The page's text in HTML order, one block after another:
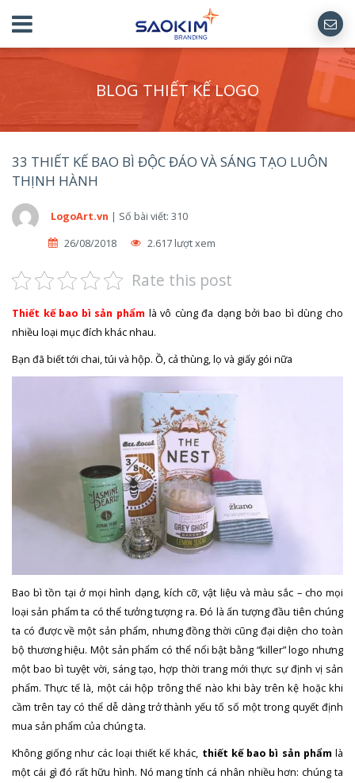
BLOG THIẾT KẾ LOGO
33 THIẾT KẾ BAO BÌ ĐỘC ĐÁO VÀ SÁNG TẠO LUÔN
THỊNH HÀNH
LogoArt.vn | Số bài viết: 310
26/08/2018
2.617 lượt xem
Rate this post
Thiết kế bao bì sản phẩm là vô cùng đa dạng bởi bao bì dùng cho
nhiều loại mục đích khác nhau.
Bạn đã biết tới chai, túi và hộp. Ồ, cả thùng, lọ và giấy gói nữa
Bao bì tồn tại ở mọi hình dạng, kích cỡ, vật liệu và màu sắc – cho mọi
loại sản phẩm ta có thể tưởng tượng ra. Đó là ấn tượng đầu tiên chúng
ta có được về một sản phẩm, nhưng đồng thời cũng đại diện cho toàn
bộ thương hiệu. Một sản phẩm có thể nổi bật bằng “killer” logo nhưng
một bao bì tuyệt vời, sáng tạo, hợp thời trang mới thực sự định vị sản
phẩm. Thực tế là, một cái hộp trông thế nào khi bày trên kệ hoặc khi
cầm trên tay có thể dễ dàng trở thành yếu tố số một trong quyết định
mua sản phẩm của chúng ta.
Không giống như các loại thiết kế khác, thiết kế bao bì sản phẩm là
một cái gì đó rất hữu hình. Nó mang tính cá nhân nhiều hơn: chúng ta